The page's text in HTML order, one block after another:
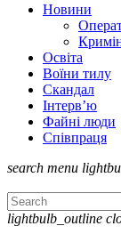
Новини
Освіта
Воїни тилу
Скандал
Інтерв’ю
Файні люди
Співпраця
search menu
lightbulb_outline